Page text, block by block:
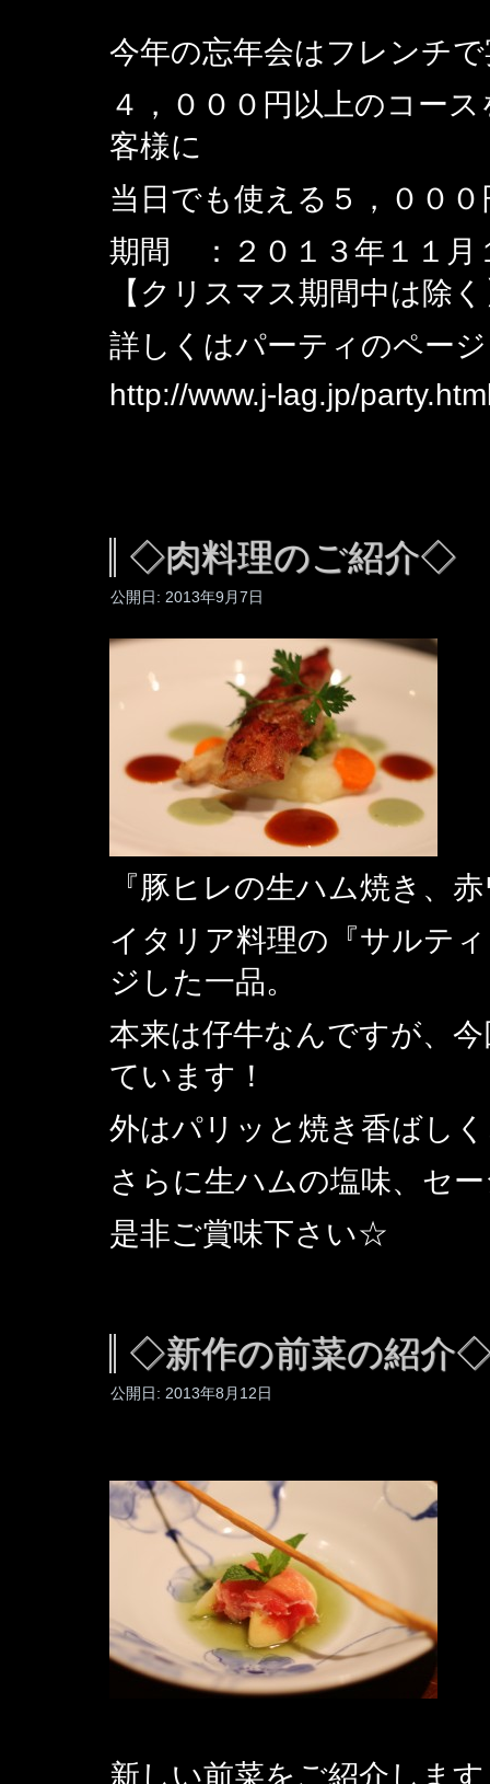
今年の忘年会はフレンチ
４，０００円以上のコー
客様に
当日でも使える５，００
期間 ：２０１３年１１
【クリスマス期間中は除
詳しくはパーティのペー
http://www.j-lag.jp/
◇肉料理のご紹介◇
公開日: 2013年9月7日
『豚ヒレの生ハム焼き、
イタリア料理の『サルテ
ジした一品。
本来は仔牛なんですが、
ています！
外はパリッと焼き香ばし
さらに生ハムの塩味、セ
是非ご賞味下さい☆
◇新作の前菜の紹介
公開日: 2013年8月12日
新しい前菜をご紹介しま